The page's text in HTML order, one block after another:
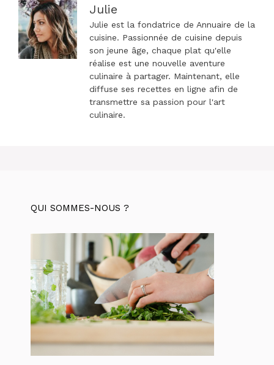
Julie
Julie est la fondatrice de Annuaire de la
cuisine. Passionnée de cuisine depuis
son jeune âge, chaque plat qu'elle
réalise est une nouvelle aventure
culinaire à partager. Maintenant, elle
diffuse ses recettes en ligne afin de
transmettre sa passion pour l'art
culinaire.
QUI SOMMES-NOUS ?